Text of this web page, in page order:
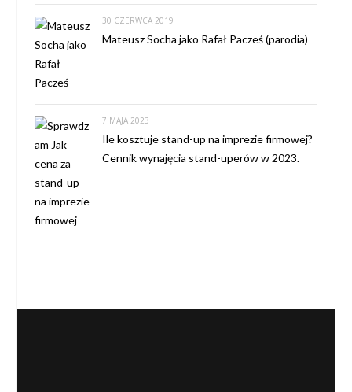
30 CZERWCA 2019
Mateusz Socha jako Rafał Pacześ (parodia)
7 MAJA 2023
Ile kosztuje stand-up na imprezie firmowej?
Cennik wynajęcia stand-uperów w 2023.